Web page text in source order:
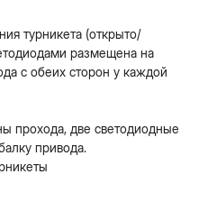
турникета (открыто/
размещена на
с обеих сторон у каждой
прохода, две светодиодные
привода.